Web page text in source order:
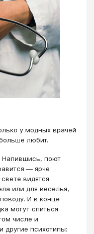
у модных врачей
любит.
Напившись, поют
— ярче
видятся
или для веселья,
И в конце
могут спиться.
числе и
другие психотипы: